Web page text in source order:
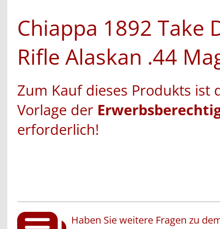
Chiappa 1892 Take
Rifle Alaskan .44
Zum Kauf dieses Produkts ist
Vorlage der
erforderlich!
Haben Sie weitere Fragen zu